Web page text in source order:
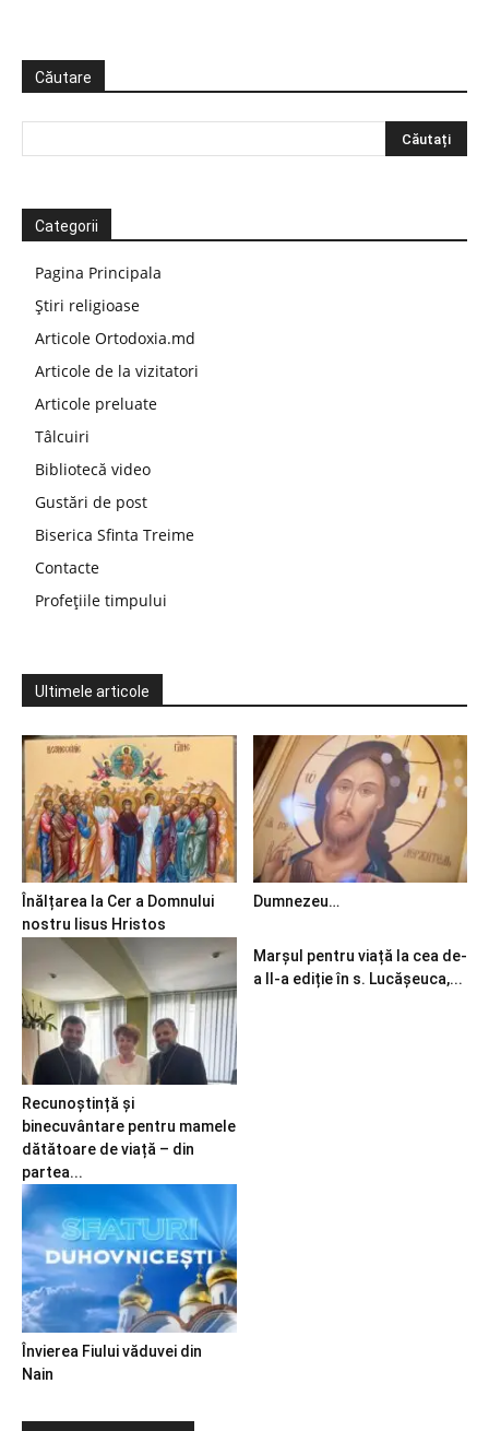
Căutare
Categorii
Pagina Principala
Știri religioase
Articole Ortodoxia.md
Articole de la vizitatori
Articole preluate
Tâlcuiri
Bibliotecă video
Gustări de post
Biserica Sfinta Treime
Contacte
Profețiile timpului
Ultimele articole
Înălțarea la Cer a Domnului
nostru Iisus Hristos
Dumnezeu…
Recunoștință și
binecuvântare pentru mamele
dătătoare de viață – din
partea...
Marșul pentru viață la cea de-
a II-a ediție în s. Lucășeuca,...
Învierea Fiului văduvei din
Nain